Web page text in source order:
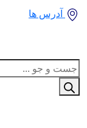
آدرس ها